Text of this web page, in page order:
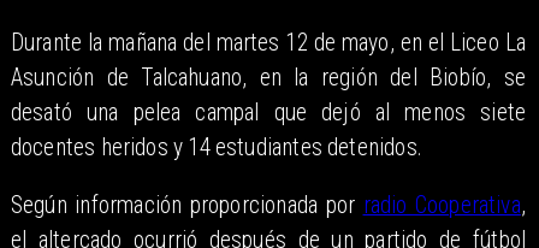
Durante la mañana del martes 12 de mayo, en el Liceo La
Asunción de Talcahuano, en la región del Biobío, se
desató una pelea campal que dejó al menos siete
docentes heridos y 14 estudiantes detenidos.
Según información proporcionada por radio Cooperativa,
el altercado ocurrió después de un partido de fútbol